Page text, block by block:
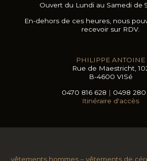
Ouvert du Lundi au Samedi de
En-dehors de ces heures, nous
recevoir sur RDV.
PHILIPPE ANTOINE
Rue de Maestricht,
B-4600 VISé
0470 816 628 | 0498 280
Itinéraire d'accès
vêtements hommes – vêtements de